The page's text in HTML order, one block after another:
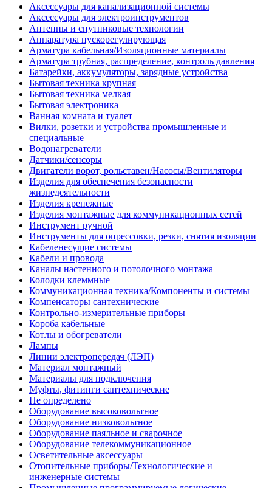
Аксессуары для канализационной системы
Аксессуары для электроинструментов
Антенны и спутниковые технологии
Аппаратура пускорегулирующая
Арматура кабельная/Изоляционные материалы
Арматура трубная, распределение, контроль давления
Батарейки, аккумуляторы, зарядные устройства
Бытовая техника крупная
Бытовая техника мелкая
Бытовая электроника
Ванная комната и туалет
Вилки, розетки и устройства промышленные и
специальные
Водонагреватели
Датчики/сенсоры
Двигатели ворот, рольставен/Насосы/Вентиляторы
Изделия для обеспечения безопасности
жизнедеятельности
Изделия крепежные
Изделия монтажные для коммуникационных сетей
Инструмент ручной
Инструменты для опрессовки, резки, снятия изоляции
Кабеленесущие системы
Кабели и провода
Каналы настенного и потолочного монтажа
Колодки клеммные
Коммуникационная техника/Компоненты и системы
Компенсаторы сантехнические
Контрольно-измерительные приборы
Короба кабельные
Котлы и обогреватели
Лампы
Линии электропередач (ЛЭП)
Материал монтажный
Материалы для подключения
Муфты, фитинги сантехнические
Не определено
Оборудование высоковольтное
Оборудование низковольтное
Оборудование паяльное и сварочное
Оборудование телекоммуникационное
Осветительные аксессуары
Отопительные приборы/Технологические и
инженерные системы